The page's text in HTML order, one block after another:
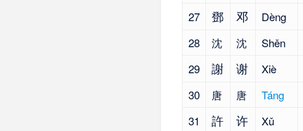
27
鄧 邓 Dèng
28
沈 沈 Shěn
29
謝 谢 Xiè
30
唐 唐 Táng
31
許 许 Xǔ